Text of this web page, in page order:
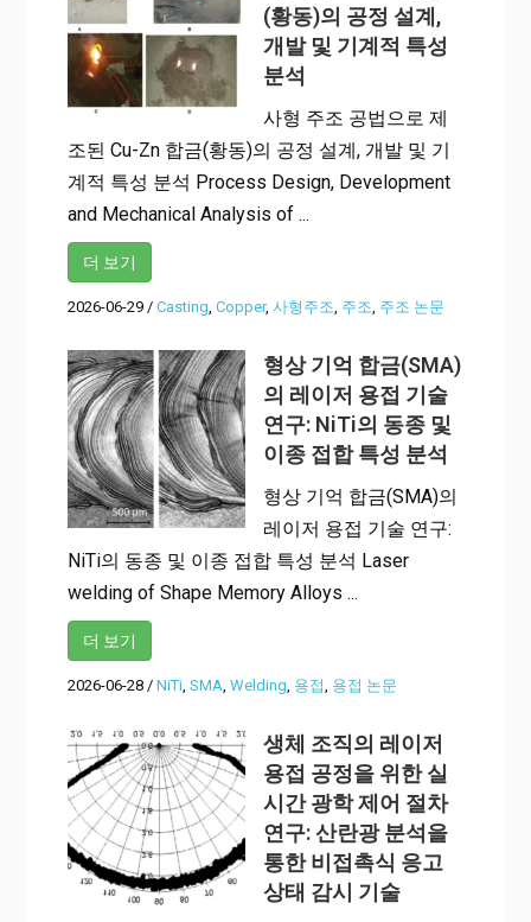
(황동)의 공정 설계,
개발 및 기계적 특성
분석
사형 주조 공법으로 제
조된 Cu-Zn 합금(황동)의 공정 설계, 개발 및 기
계적 특성 분석 Process Design, Development
and Mechanical Analysis of ...
더 보기
2026-06-29/ Casting, Copper, 사형주조, 주조, 주조 논문
형상 기억 합금(SMA)
의 레이저 용접 기술
연구: NiTi의 동종 및
이종 접합 특성 분석
형상 기억 합금(SMA)의
레이저 용접 기술 연구:
NiTi의 동종 및 이종 접합 특성 분석 Laser
welding of Shape Memory Alloys ...
더 보기
2026-06-28/ NiTi, SMA, Welding, 용접, 용접 논문
생체 조직의 레이저
용접 공정을 위한 실
시간 광학 제어 절차
연구: 산란광 분석을
통한 비접촉식 응고
상태 감시 기술